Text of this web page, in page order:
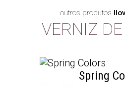
outros produtos
VERNIZ
Spring